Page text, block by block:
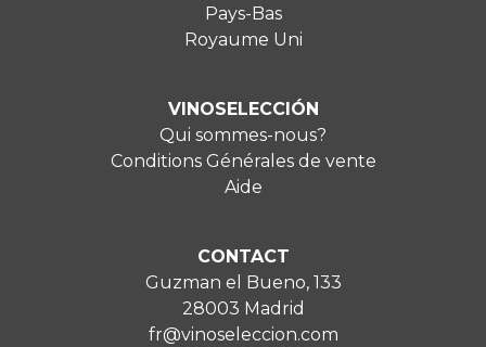
Pays-Bas
Royaume Uni
VINOSELECCIÓN
Qui sommes-nous?
Conditions Générales de vente
Aide
CONTACT
Guzman el Bueno, 133
28003 Madrid
fr@vinoseleccion.com